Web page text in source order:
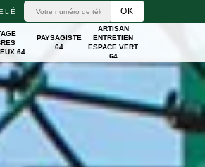
64
PAYSAGISTE
64
ARTISAN
ENTRETIEN
ESPACE VERT
64